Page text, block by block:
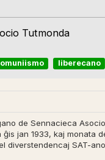
Tutmonda
liberecano
de Sennacieca
jan 1933, kaj monata
diverstendencaj SAT-
estis Kreŝimir